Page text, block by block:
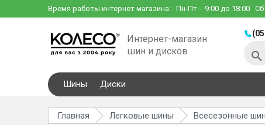
Время работы интернет магазина: Пн-Пт - 9:00 до 18:00 Сб
Интернет-магазин
шин и дисков
Шины Диски
Главная Легковые шины Всесезонные